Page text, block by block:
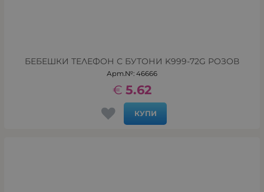
БЕБЕШКИ ТЕЛЕФОН С БУТОНИ K999-72G РОЗОВ
Арт.№: 46666
5.62
€
КУПИ